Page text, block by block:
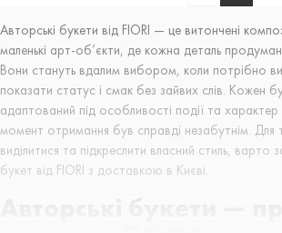
Авторські букети від FIORI — це витончені
маленькі арт-об’єкти, де кожна деталь
Вони стануть вдалим вибором, коли потрібно
показати статус і смак без зайвих слів. Кожен
адаптований під особливості події та
момент отримання був справді незабутнім. Для
виділитися та підкреслити власний стиль, варто
букет від FIORI з доставкою в Києві.